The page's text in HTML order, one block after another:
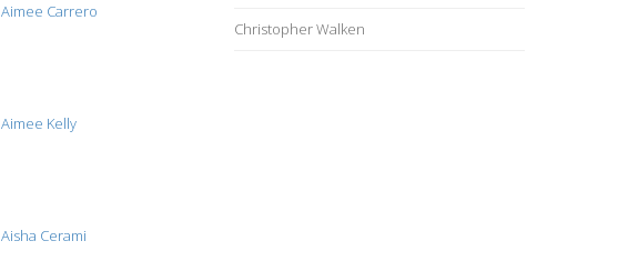
Aimee Carrero
Aimee Kelly
Aisha Cerami
Christopher Walken